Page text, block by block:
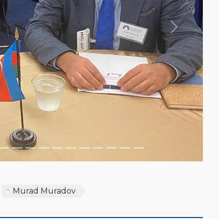
Next
Murad Muradov